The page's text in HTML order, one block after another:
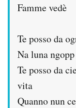
Famme vedè
Te posso da
Na luna
Te posso da
vita
Quanno nun